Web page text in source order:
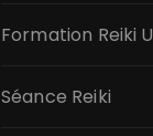
Formation Reiki
Séance Reiki